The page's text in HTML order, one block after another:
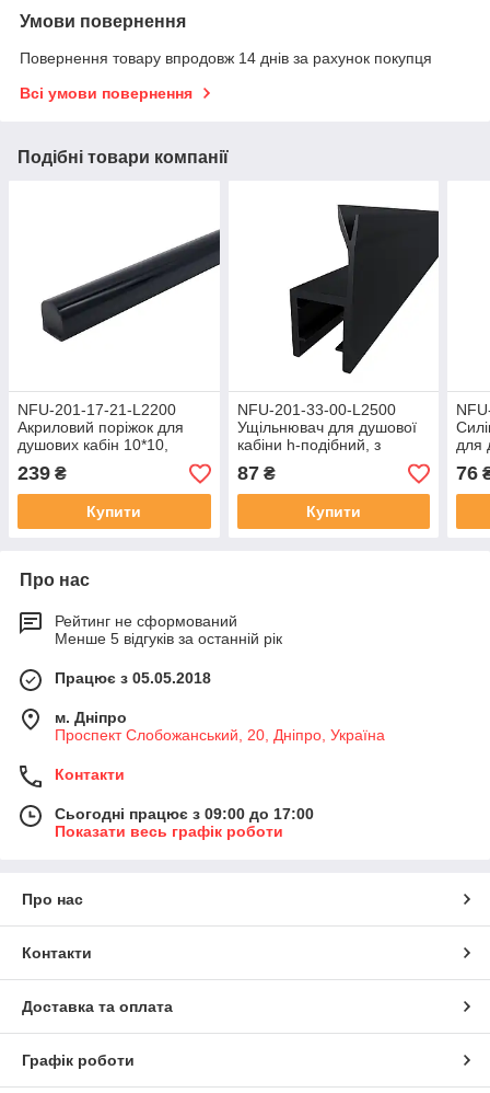
Умови повернення
Повернення товару впродовж 14 днів за рахунок покупця
Всі умови повернення
Подібні товари компанії
NFU-201-17-21-L2200
Акриловий поріжок для
душових кабін 10*10,
чорний, довжиною
2200мм
239 ₴
Купити
NFU-201-33-00-L2500
Ущільнювач для душової
кабіни h-подібний, з
вусиком, під скло 8 мм,
чорний, довжина 2500мм
87₴
Купити
для
мм
76
Про нас
Рейтинг не сформований
Менше 5 відгуків за останній рік
Працює з 05.05.2018
м. Дніпро
Проспект Слобожанський, 20, Дніпро, Україна
Контакти
Сьогодні працює з 09:00 до 17:00
Показати весь графік роботи
Про нас
Контакти
Доставка та оплата
Графік роботи